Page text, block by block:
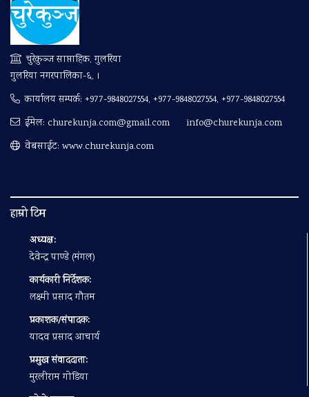
चुरेकुञ्ज साप्ताहिक, गुलरिया
गुलरिया नगरपालिका-६, ।
कार्यालय सम्पर्क: +977-9848027554, +977-9848027554, +977-9848027554
ईमेल: churekunja.com@gmail.com
info@churekunja.com
वेबसाईट: www.churekunja.com
हाम्रो टिम
अध्यक्ष:
देवेन्द्र पाण्डे (मंगल)
कार्यकारी निर्देशक:
लक्ष्मी प्रसाद गौतम
प्रकाशक/संपादक:
यादव प्रसाद आचार्य
प्रमुख संवाददाता:
मुरलीराम गोडिया